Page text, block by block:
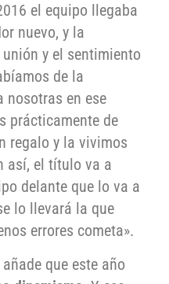
el equipo llegaba
nuevo, y la
y el sentimiento
de la
nosotras en ese
prácticamente de
regalo y la vivimos
así, el título va a
delante que lo va a
lo llevará la que
errores cometa».
añade que este año